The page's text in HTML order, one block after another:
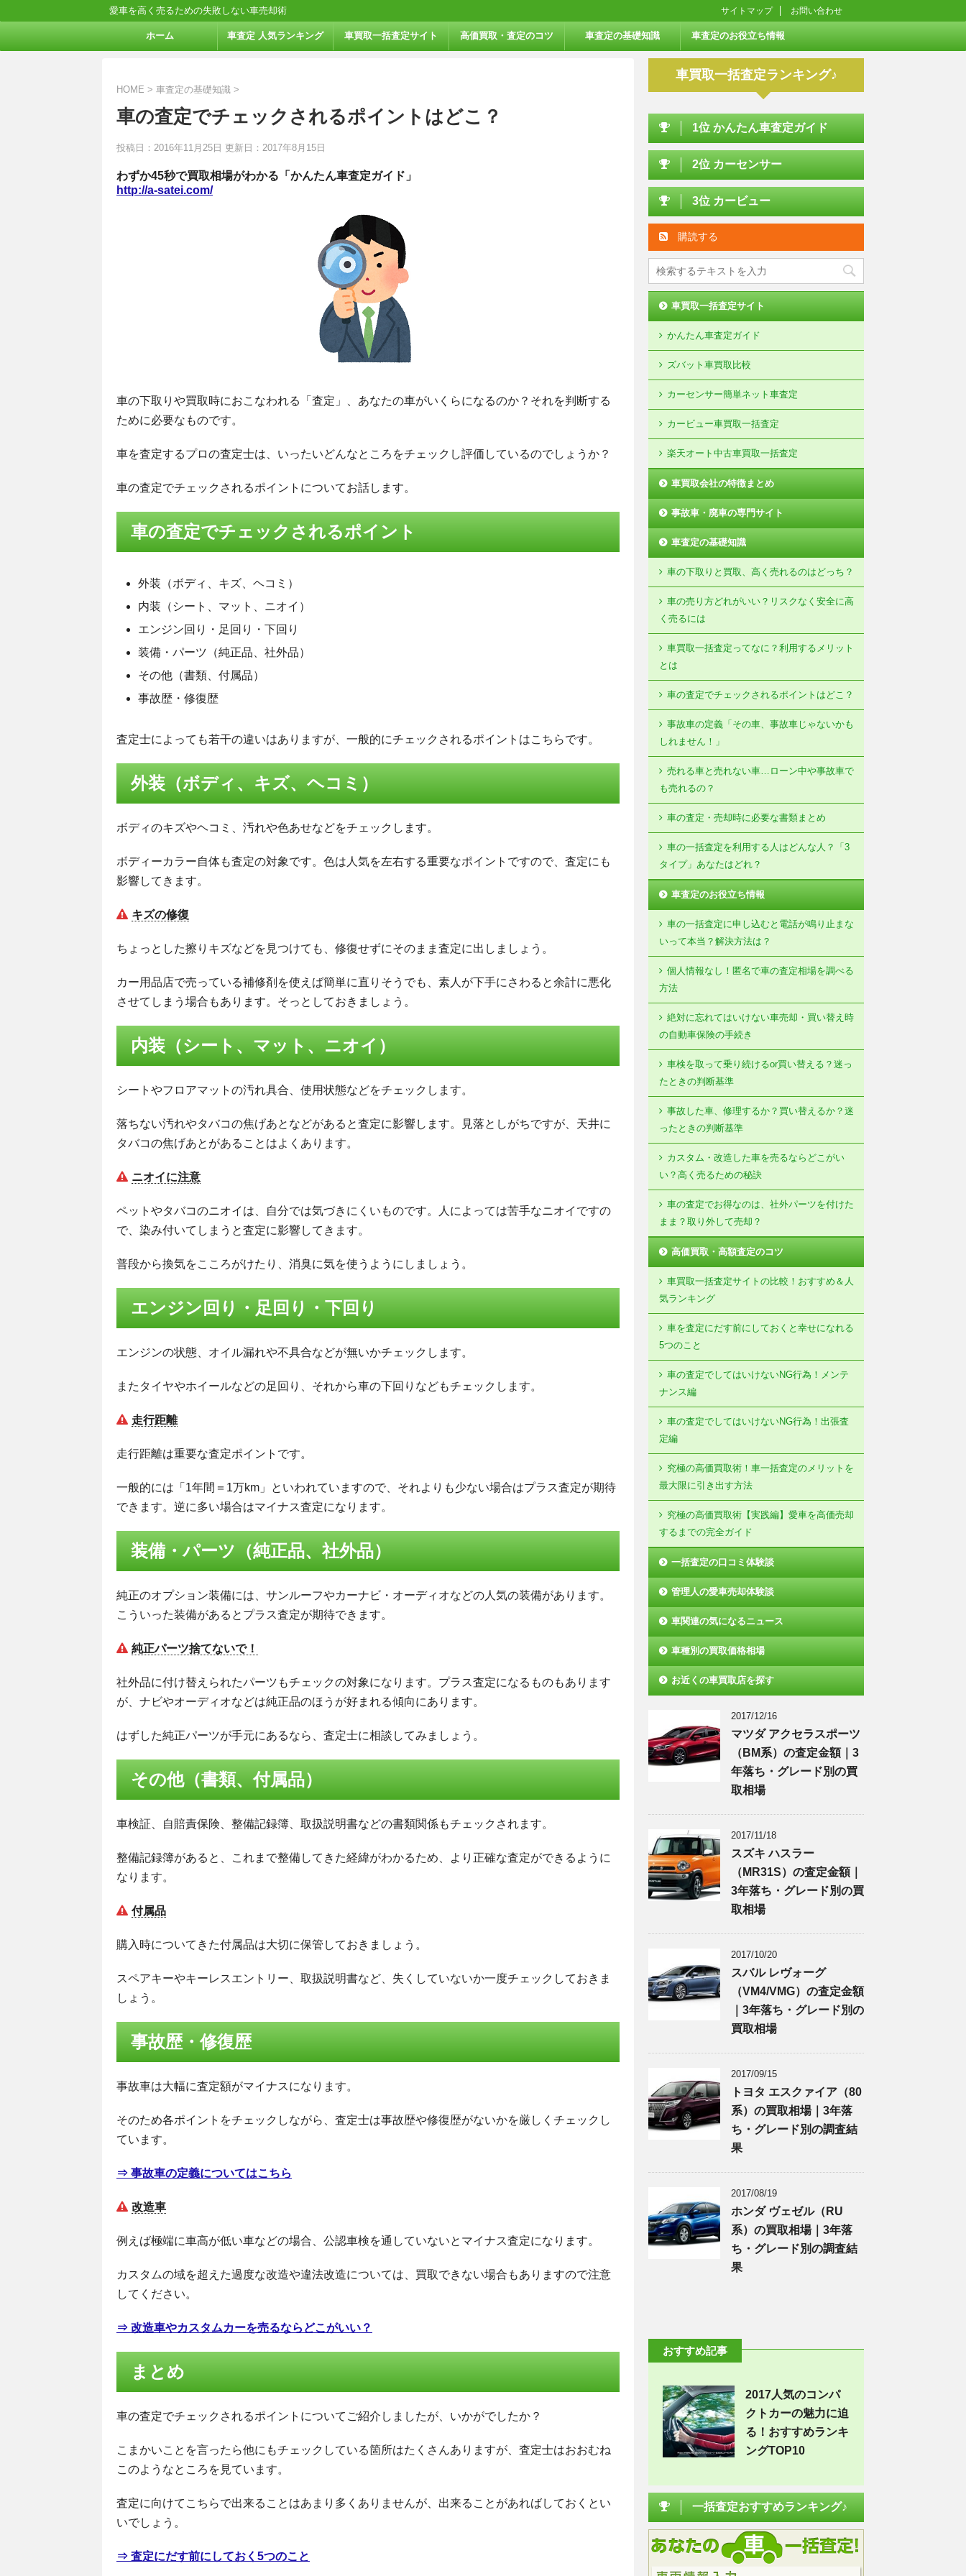
愛車を高く売るための失敗しない車売却術 サイトマップ お問い合わせ
ホーム 車査定 人気ランキング 車買取一括査定サイト 高価買取・査定のコツ 車査定の基礎知識 車査定のお役立ち情報
HOME > 車査定の基礎知識 >
車の査定でチェックされるポイントはどこ？
投稿日：2016年11月25日 更新日： 2017年8月15日
わずか45秒で買取相場がわかる「かんたん車査定ガイド」
http://a-satei.com/
車の下取りや買取時におこなわれる「査定」、あなたの車がいくらになるのか？それを判断する
ために必要なものです。
車を査定するプロの査定士は、いったいどんなところをチェックし評価しているのでしょうか？
車の査定でチェックされるポイントについてお話します。
車の査定でチェックされるポイント
外装（ボディ、キズ、ヘコミ）
内装（シート、マット、ニオイ）
エンジン回り・足回り・下回り
装備・パーツ（純正品、社外品）
その他（書類、付属品）
事故歴・修復歴
査定士によっても若干の違いはありますが、一般的にチェックされるポイントはこちらです。
外装（ボディ、キズ、ヘコミ）
ボディのキズやヘコミ、汚れや色あせなどをチェックします。
ボディーカラー自体も査定の対象です。色は人気を左右する重要なポイントですので、査定にも
影響してきます。
キズの修復
ちょっとした擦りキズなどを見つけても、修復せずにそのまま査定に出しましょう。
カー用品店で売っている補修剤を使えば簡単に直りそうでも、素人が下手にさわると余計に悪化
させてしまう場合もあります。そっとしておきましょう。
内装（シート、マット、ニオイ）
シートやフロアマットの汚れ具合、使用状態などをチェックします。
落ちない汚れやタバコの焦げあとなどがあると査定に影響します。見落としがちですが、天井に
タバコの焦げあとがあることはよくあります。
ニオイに注意
ペットやタバコのニオイは、自分では気づきにくいものです。人によっては苦手なニオイですの
で、染み付いてしまうと査定に影響してきます。
普段から換気をこころがけたり、消臭に気を使うようにしましょう。
エンジン回り・足回り・下回り
エンジンの状態、オイル漏れや不具合などが無いかチェックします。
またタイヤやホイールなどの足回り、それから車の下回りなどもチェックします。
走行距離
走行距離は重要な査定ポイントです。
一般的には「1年間＝1万km」といわれていますので、それよりも少ない場合はプラス査定が期待
できます。逆に多い場合はマイナス査定になります。
装備・パーツ（純正品、社外品）
純正のオプション装備には、サンルーフやカーナビ・オーディオなどの人気の装備があります。
こういった装備があるとプラス査定が期待できます。
純正パーツ捨てないで！
社外品に付け替えられたパーツもチェックの対象になります。プラス査定になるものもあります
が、ナビやオーディオなどは純正品のほうが好まれる傾向にあります。
はずした純正パーツが手元にあるなら、査定士に相談してみましょう。
その他（書類、付属品）
車検証、自賠責保険、整備記録簿、取扱説明書などの書類関係もチェックされます。
整備記録簿があると、これまで整備してきた経緯がわかるため、より正確な査定ができるように
なります。
付属品
購入時についてきた付属品は大切に保管しておきましょう。
スペアキーやキーレスエントリー、取扱説明書など、失くしていないか一度チェックしておきま
しょう。
事故歴・修復歴
事故車は大幅に査定額がマイナスになります。
そのため各ポイントをチェックしながら、査定士は事故歴や修復歴がないかを厳しくチェックし
ています。
⇒ 事故車の定義についてはこちら
改造車
例えば極端に車高が低い車などの場合、公認車検を通していないとマイナス査定になります。
カスタムの域を超えた過度な改造や違法改造については、買取できない場合もありますので注意
してください。
⇒ 改造車やカスタムカーを売るならどこがいい？
まとめ
車の査定でチェックされるポイントについてご紹介しましたが、いかがでしたか？
こまかいことを言ったら他にもチェックしている箇所はたくさんありますが、査定士はおおむね
このようなところを見ています。
査定に向けてこちらで出来ることはあまり多くありませんが、出来ることがあればしておくとい
いでしょう。
⇒ 査定にだす前にしておく5つのこと
車買取一括査定ランキング♪
1位 かんたん車査定ガイド
2位 カーセンサー
3位 カービュー
購読する
車買取一括査定サイト
かんたん車査定ガイド
ズバット車買取比較
カーセンサー簡単ネット車査定
カービュー車買取一括査定
楽天オート中古車買取一括査定
車買取会社の特徴まとめ
事故車・廃車の専門サイト
車査定の基礎知識
車の下取りと買取、高く売れるのはどっち？
車の売り方どれがいい？リスクなく安全に高
く売るには
車買取一括査定ってなに？利用するメリット
とは
車の査定でチェックされるポイントはどこ？
事故車の定義「その車、事故車じゃないかも
しれません！」
売れる車と売れない車…ローン中や事故車で
も売れるの？
車の査定・売却時に必要な書類まとめ
車の一括査定を利用する人はどんな人？「3
タイプ」あなたはどれ？
車査定のお役立ち情報
車の一括査定に申し込むと電話が鳴り止まな
いって本当？解決方法は？
個人情報なし！匿名で車の査定相場を調べる
方法
絶対に忘れてはいけない車売却・買い替え時
の自動車保険の手続き
車検を取って乗り続けるor買い替える？迷っ
たときの判断基準
事故した車、修理するか？買い替えるか？迷
ったときの判断基準
カスタム・改造した車を売るならどこがい
い？高く売るための秘訣
車の査定でお得なのは、社外パーツを付けた
まま？取り外して売却？
高価買取・高額査定のコツ
車買取一括査定サイトの比較！おすすめ＆人
気ランキング
車を査定にだす前にしておくと幸せになれる
5つのこと
車の査定でしてはいけないNG行為！メンテ
ナンス編
車の査定でしてはいけないNG行為！出張査
定編
究極の高価買取術！車一括査定のメリットを
最大限に引き出す方法
究極の高価買取術【実践編】愛車を高価売却
するまでの完全ガイド
一括査定の口コミ体験談
管理人の愛車売却体験談
車関連の気になるニュース
車種別の買取価格相場
お近くの車買取店を探す
2017/12/16
マツダ アクセラスポーツ
（BM系）の査定金額｜3
年落ち・グレード別の買
取相場
2017/11/18
スズキ ハスラー
（MR31S）の査定金額｜
3年落ち・グレード別の買
取相場
2017/10/20
スバル レヴォーグ
（VM4/VMG）の査定金額
｜3年落ち・グレード別の
買取相場
2017/09/15
トヨタ エスクァイア（80
系）の買取相場｜3年落
ち・グレード別の調査結
果
2017/08/19
ホンダ ヴェゼル（RU
系）の買取相場｜3年落
ち・グレード別の調査結
果
おすすめ記事
2017人気のコンパ
クトカーの魅力に迫
る！おすすめランキ
ングTOP10
一括査定おすすめランキング♪